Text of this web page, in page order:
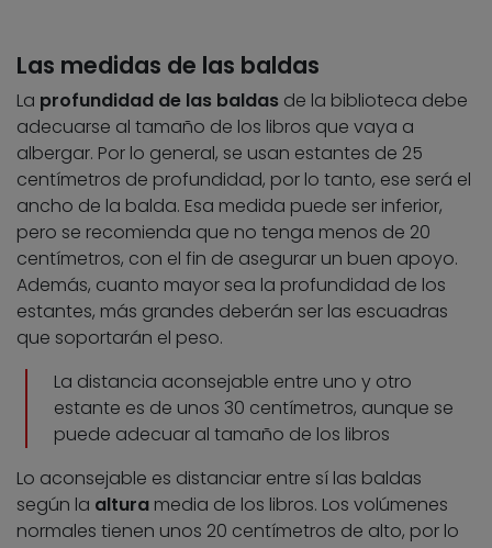
Las medidas de las baldas
La profundidad de las baldas de la biblioteca debe
adecuarse al tamaño de los libros que vaya a
albergar. Por lo general, se usan estantes de 25
centímetros de profundidad, por lo tanto, ese será el
ancho de la balda. Esa medida puede ser inferior,
pero se recomienda que no tenga menos de 20
centímetros, con el fin de asegurar un buen apoyo.
Además, cuanto mayor sea la profundidad de los
estantes, más grandes deberán ser las escuadras
que soportarán el peso.
La distancia aconsejable entre uno y otro
estante es de unos 30 centímetros, aunque se
puede adecuar al tamaño de los libros
Lo aconsejable es distanciar entre sí las baldas
según la altura media de los libros. Los volúmenes
normales tienen unos 20 centímetros de alto, por lo